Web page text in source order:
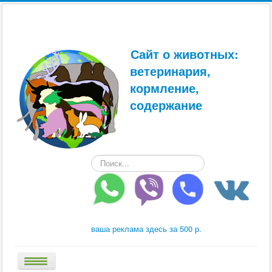
Сайт о животных:
ветеринария,
кормление,
содержание
Искать...
ваша реклама здесь за 500 р.